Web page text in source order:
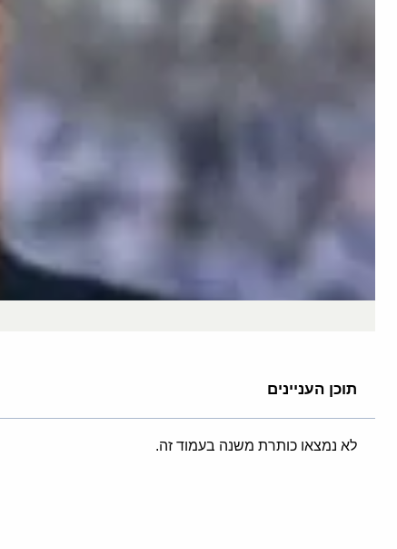
תוכן העניינים
לא נמצאו כותרת משנה בעמוד זה.